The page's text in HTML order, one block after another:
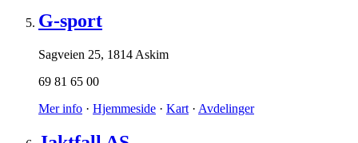
G-sport
Sagveien 25, 1814 Askim
69 81 65 00
Mer info · Hjemmeside · Kart · Avdelinger